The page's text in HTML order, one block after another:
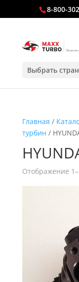
8-800-
Выбрать
Главная /
турбин /
Отображение